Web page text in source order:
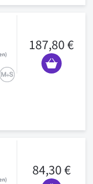
187,80 €
84,30 €